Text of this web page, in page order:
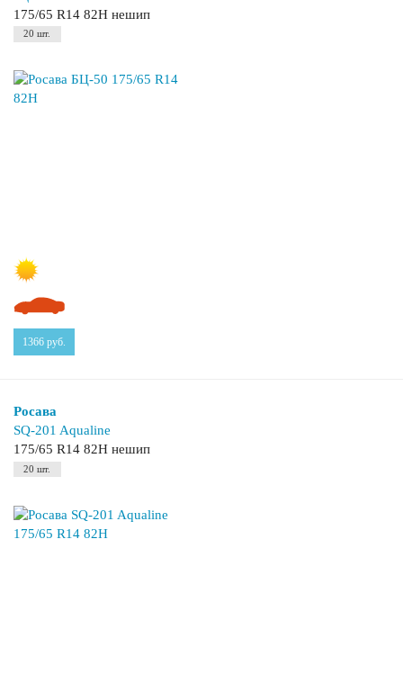
175/65 R14 82H нешип
20 шт.
1366 руб.
Росава
SQ-201 Aqualine
175/65 R14 82H нешип
20 шт.